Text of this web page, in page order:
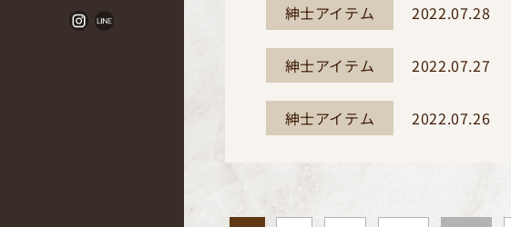
紳士アイテム 2022.07.28
紳士アイテム 2022.07.27
紳士アイテム 2022.07.26